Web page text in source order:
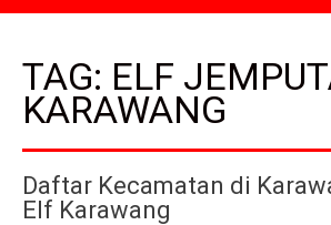
TAG: ELF
KARAWANG
Daftar Kecamatan di
Elf Karawang